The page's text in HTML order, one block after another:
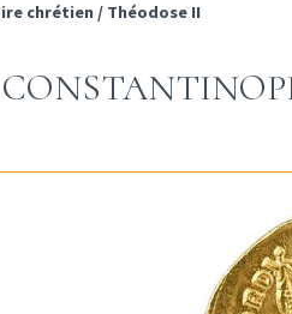
chrétien / Théodose II